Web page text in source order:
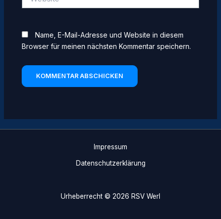
Name, E-Mail-Adresse und Website in diesem
Browser für meinen nächsten Kommentar speichern.
Impressum
Datenschutzerklärung
Urheberrecht © 2026 RSV Werl